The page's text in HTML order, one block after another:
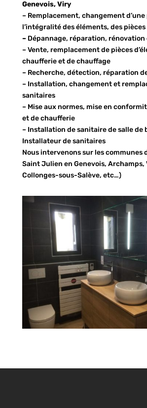
Genevois, Viry
– Remplacement, changement
l’intégralité des éléments, des
– Dépannage, réparation,
– Vente, remplacement de pièces
chaufferie et de chauffage
– Recherche, détection, réparation
– Installation, changement et
sanitaires
– Mise aux normes, mise en
et de chaufferie
– Installation de sanitaire de salle de
Installateur de sanitaires
Nous intervenons sur les communes
Saint Julien en Genevois, Archamps,
Collonges-sous-Salève, etc…)